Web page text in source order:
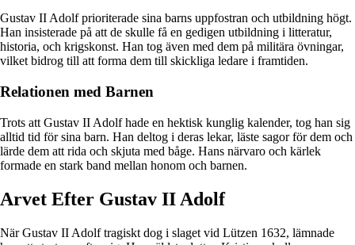
Gustav II Adolf prioriterade sina barns uppfostran och utbildning högt.
Han insisterade på att de skulle få en gedigen utbildning i litteratur,
historia, och krigskonst. Han tog även med dem på militära övningar,
vilket bidrog till att forma dem till skickliga ledare i framtiden.
Relationen med Barnen
Trots att Gustav II Adolf hade en hektisk kunglig kalender, tog han sig
alltid tid för sina barn. Han deltog i deras lekar, läste sagor för dem och
lärde dem att rida och skjuta med båge. Hans närvaro och kärlek
formade en stark band mellan honom och barnen.
Arvet Efter Gustav II Adolf
När Gustav II Adolf tragiskt dog i slaget vid Lützen 1632, lämnade